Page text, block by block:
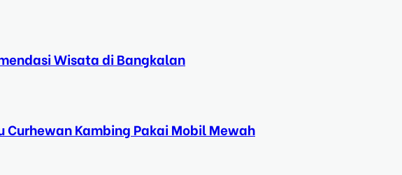
Wisata di Bangkalan
Curhewan Kambing Pakai Mobil Mewah